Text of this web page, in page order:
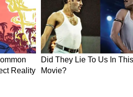
साफ शब्दों में कहा कि
यह मानकर नहीं चल सकता कि उसे
ऐसा कर सकती है। वेम्बू के